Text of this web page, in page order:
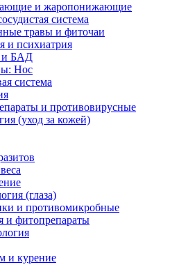
и жаропонижающие
система
травы и фиточаи
и психиатрия
и БАД
Нос
система
и противовирусные
(уход за кожей)
(глаза)
и противомикробные
и фитопрепараты
и курение